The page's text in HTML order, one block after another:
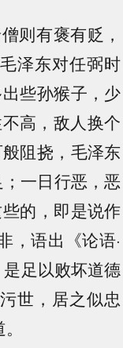
则有褒有贬，
泽东对任弼时
些孙猴子，少
高，敌人换个
阻挠，毛泽东
一日行恶，恶
的，即是说作
，语出《论语·
足以败坏道德
世，居之似忠